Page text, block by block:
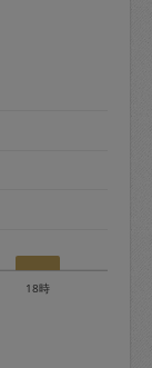
週定
でキャ
18時